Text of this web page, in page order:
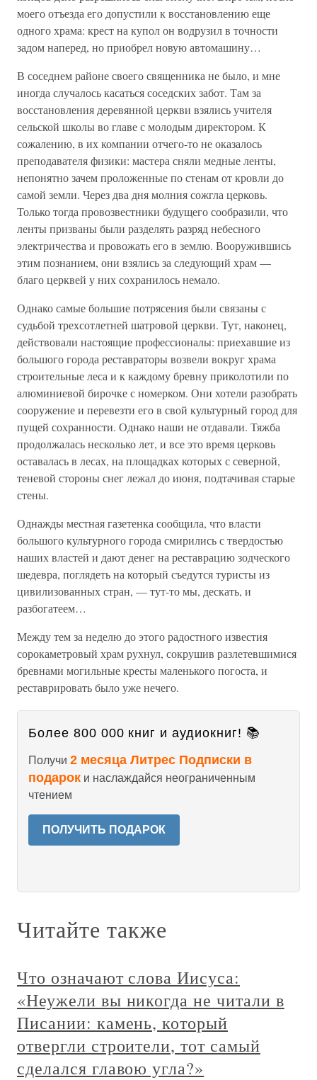
моего отъезда его допустили к восстановлению еще
одного храма: крест на купол он водрузил в точности
задом наперед, но приобрел новую автомашину…
В соседнем районе своего священника не было, и мне
иногда случалось касаться соседских забот. Там за
восстановления деревянной церкви взялись учителя
сельской школы во главе с молодым директором. К
сожалению, в их компании отчего-то не оказалось
преподавателя физики: мастера сняли медные ленты,
непонятно зачем проложенные по стенам от кровли до
самой земли. Через два дня молния сожгла церковь.
Только тогда провозвестники будущего сообразили, что
ленты призваны были разделять разряд небесного
электричества и провожать его в землю. Вооружившись
этим познанием, они взялись за следующий храм —
благо церквей у них сохранилось немало.
Однако самые большие потрясения были связаны с
судьбой трехсотлетней шатровой церкви. Тут, наконец,
действовали настоящие профессионалы: приехавшие из
большого города реставраторы возвели вокруг храма
строительные леса и к каждому бревну приколотили по
алюминиевой бирочке с номерком. Они хотели разобрать
сооружение и перевезти его в свой культурный город для
пущей сохранности. Однако наши не отдавали. Тяжба
продолжалась несколько лет, и все это время церковь
оставалась в лесах, на площадках которых с северной,
теневой стороны снег лежал до июня, подтачивая старые
стены.
Однажды местная газетенка сообщила, что власти
большого культурного города смирились с твердостью
наших властей и дают денег на реставрацию зодческого
шедевра, поглядеть на который съедутся туристы из
цивилизованных стран, — тут-то мы, дескать, и
разбогатеем…
Между тем за неделю до этого радостного известия
сорокаметровый храм рухнул, сокрушив разлетевшимися
бревнами могильные кресты маленького погоста, и
реставрировать было уже нечего.
Более 800 000 книг и аудиокниг! 📚
Получи 2 месяца Литрес Подписки в
подарок и наслаждайся неограниченным
чтением
ПОЛУЧИТЬ ПОДАРОК
Читайте также
Что означают слова Иисуса:
«Неужели вы никогда не читали в
Писании: камень, который
отвергли строители, тот самый
сделался главою угла?»